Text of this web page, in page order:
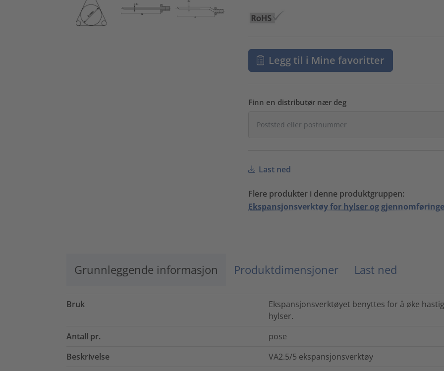
Legg til i Mine favoritter
Finn en distributør nær deg
Last ned
Flere produkter i denne produktgruppen:
Ekspansjonsverktøy for hylser og
Grunnleggende informasjon Produktdimensjoner Last ned
Bruk
Ekspansjonsverktøyet benyttes for å øke
hylser.
Antall pr.
pose
Beskrivelse
VA2.5/5 ekspansjonsverktøy